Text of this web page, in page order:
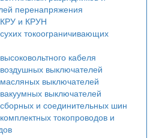
перенапряжения
и КРУН
токоограничивающих
кабеля
выключателей
выключателей
выключателей
и соединительных шин
токопроводов и